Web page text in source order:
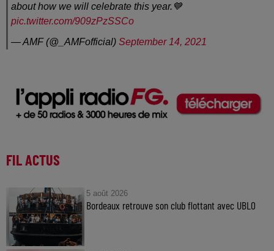
about how we will celebrate this year.💙
pic.twitter.com/909zPzSSCo
— AMF (@_AMFofficial) September 14, 2021
FIL ACTUS
5 août 2026
Bordeaux retrouve son club flottant avec UBLO